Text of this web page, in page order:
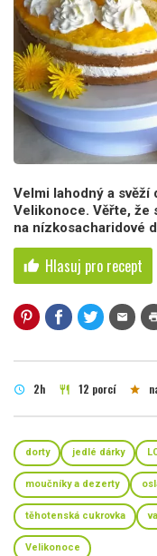
Velmi lahodný a
Velikonoce. Věřte,
na nízkosacharidové
thumb_up Hlasuj pro recept
mail
schedule 2h restaurant 12 porcí star
dorty jedlé dárky
moučníky a dezerty
těhotenská cukrovka
Velikonoce